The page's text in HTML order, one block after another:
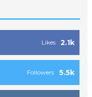
2.1k
Likes
5.5k
Followers